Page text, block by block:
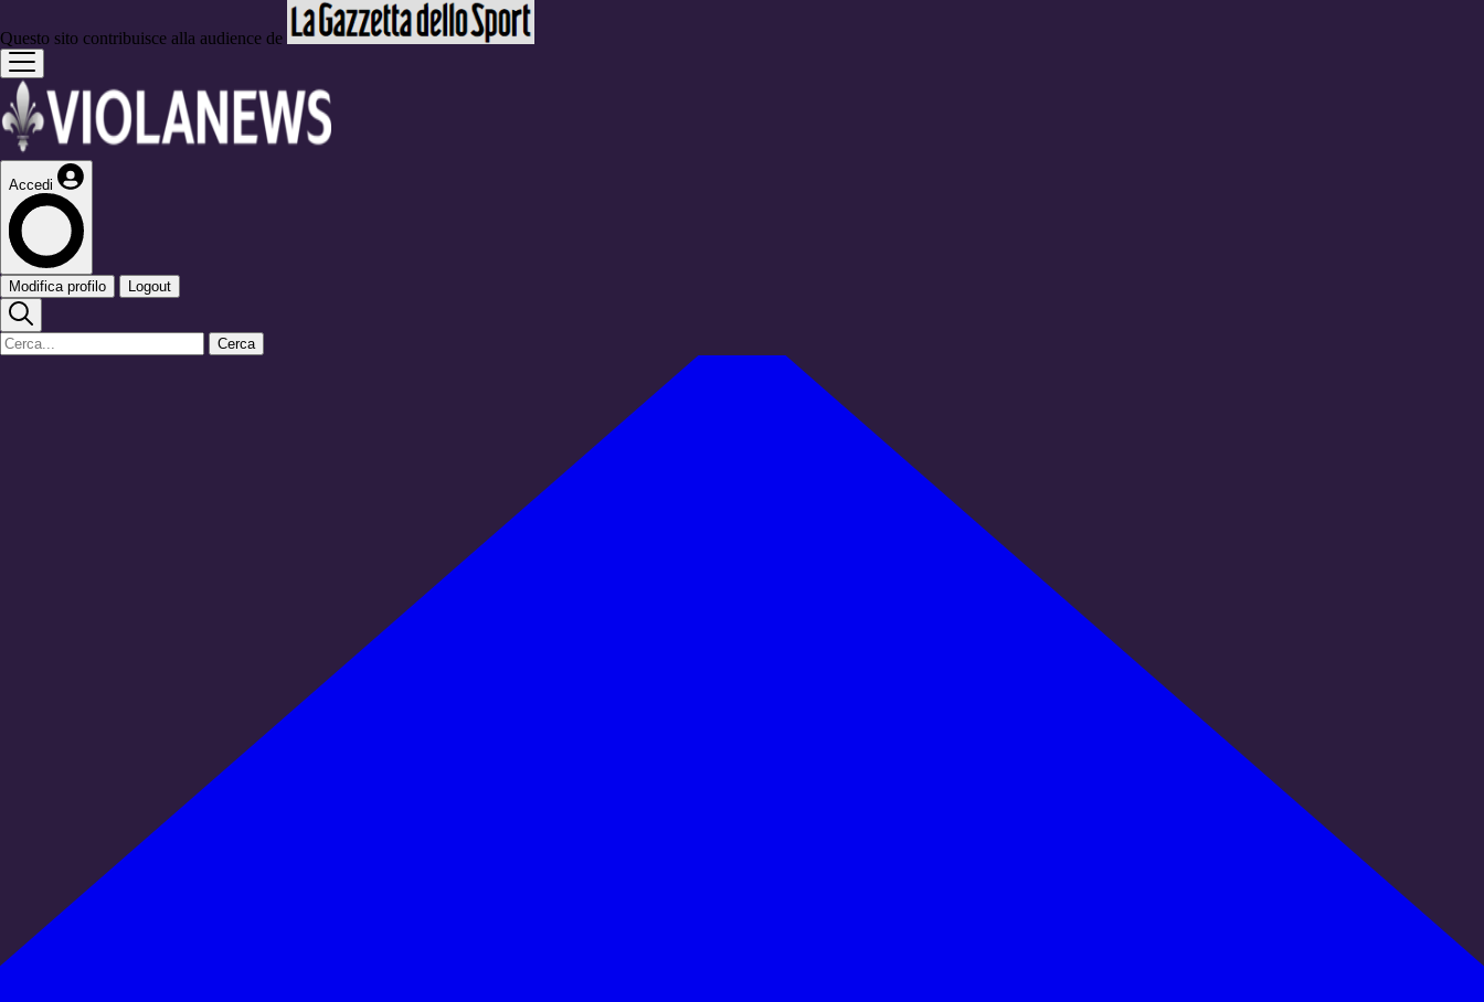
Questo sito contribuisce alla audience de
Accedi
Modifica profilo Logout
Cerca